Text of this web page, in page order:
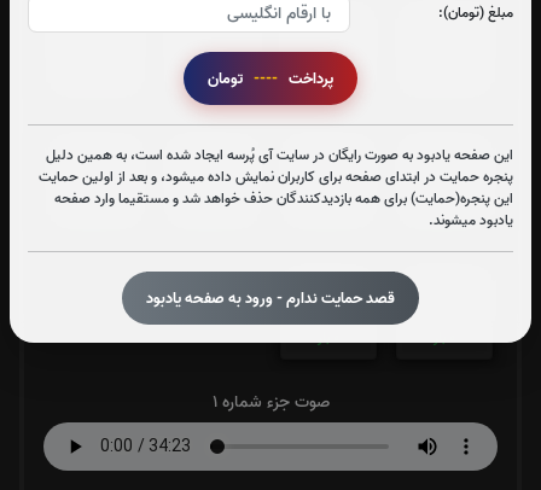
مبلغ (تومان):
پرداخت ----
این صفحه یادبود به صورت رایگان در سایت آی پُرسه ایجاد شده است، به همین دلیل
پنجره حمایت در ابتدای صفحه برای کاربران نمایش داده میشود، و بعد از اولین حمایت
این پنجره(حمایت) برای همه بازدیدکنندگان حذف خواهد شد و مستقیما وارد صفحه
یادبود میشوند.
قصد حمایت ندارم - ورود به صفحه یادبود
جزء 22
بار
جزء 23
0بار
جزء 24
جزء 25
0بار
جزء 26
0بار
جزء 27
0بار
جزء 28
0بار
0بار
جزء 30
0بار
صوت جزء شماره 1